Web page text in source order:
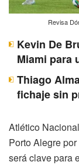
Revisa
Kevin De
Miami para
Thiago
fichaje sin
Atlético
Porto Alegre
será clave para